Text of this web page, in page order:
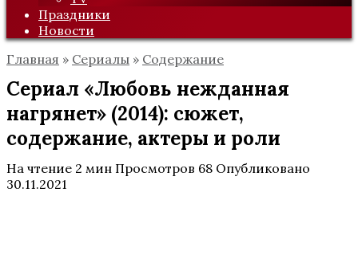
Праздники
Новости
Главная » Сериалы » Содержание
Сериал «Любовь нежданная
нагрянет» (2014): сюжет,
содержание, актеры и роли
На чтение 2 мин Просмотров 68 Опубликовано
30.11.2021